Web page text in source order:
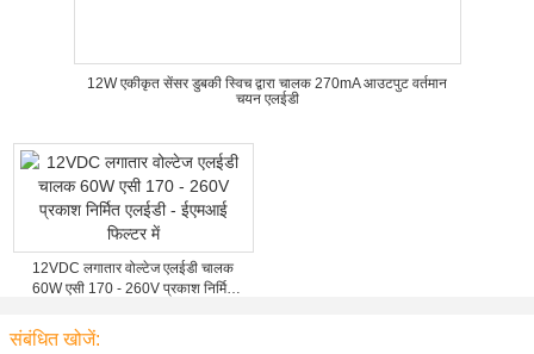
12W एकीकृत सेंसर डुबकी स्विच द्वारा चालक 270mA आउटपुट वर्तमान
चयन एलईडी
12VDC लगातार वोल्टेज एलईडी चालक
60W एसी 170 - 260V प्रकाश निर्मित
संबंधित खोजें: